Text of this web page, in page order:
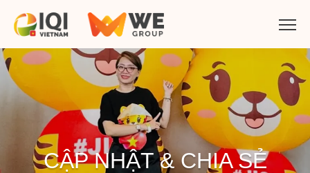
CẬP NHẬT & CHIA SẺ